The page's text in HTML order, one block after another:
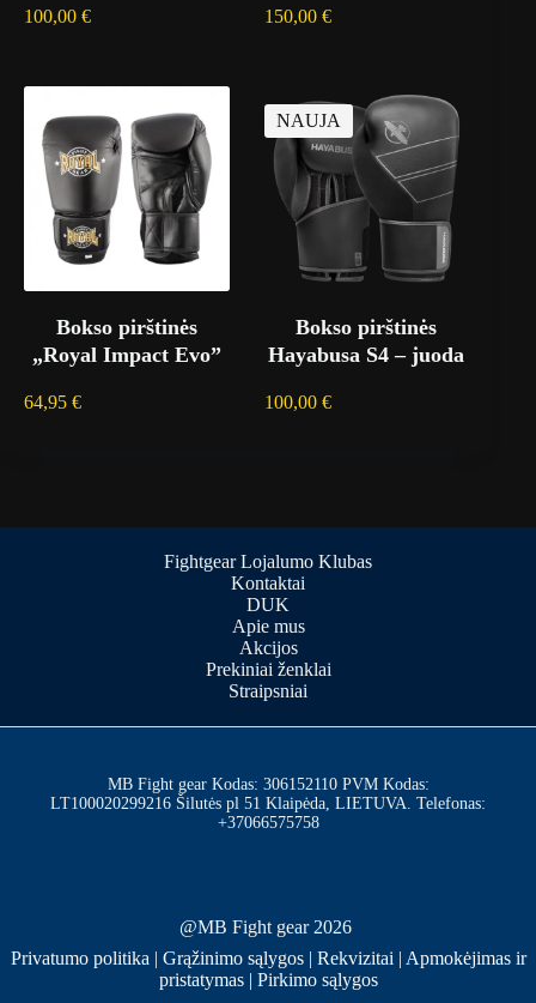
100,00 € 150,00 €
Bokso pirštinės
„Royal Impact Evo”
64,95 €
NAUJA
Bokso pirštinės
Hayabusa S4 – juoda
100,00 €
Fightgear Lojalumo Klubas
Kontaktai
DUK
Apie mus
Akcijos
Prekiniai ženklai
Straipsniai
MB Fight gear Kodas: 306152110 PVM Kodas:
LT100020299216 Šilutės pl 51 Klaipėda, LIETUVA. Telefonas:
+37066575758
@MB Fight gear 2026
Privatumo politika | Grąžinimo sąlygos | Rekvizitai | Apmokėjimas ir
pristatymas| Pirkimo sąlygos